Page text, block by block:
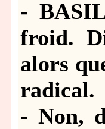
-
froid.
alors
radical.
- Non,